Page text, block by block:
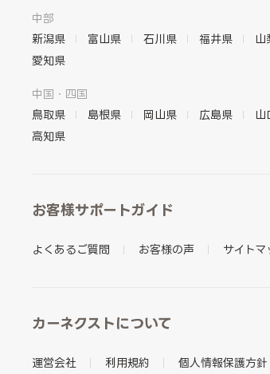
中部
新潟県
富山県 石川県 福井県 山
愛知県
中国・四国
鳥取県
島根県 岡山県 広島県 山
高知県
お客様サポートガイド
よくあるご質問 お客様の声 サイトマ
カーネクストについて
運営会社 利用規約 個人情報保護方針